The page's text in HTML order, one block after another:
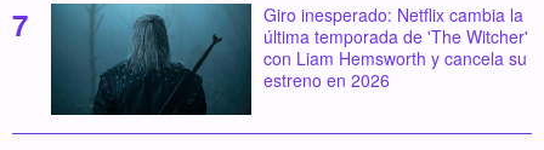
Giro inesperado: Netflix cambia la
última temporada de 'The Witcher'
con Liam Hemsworth y cancela su
estreno en 2026